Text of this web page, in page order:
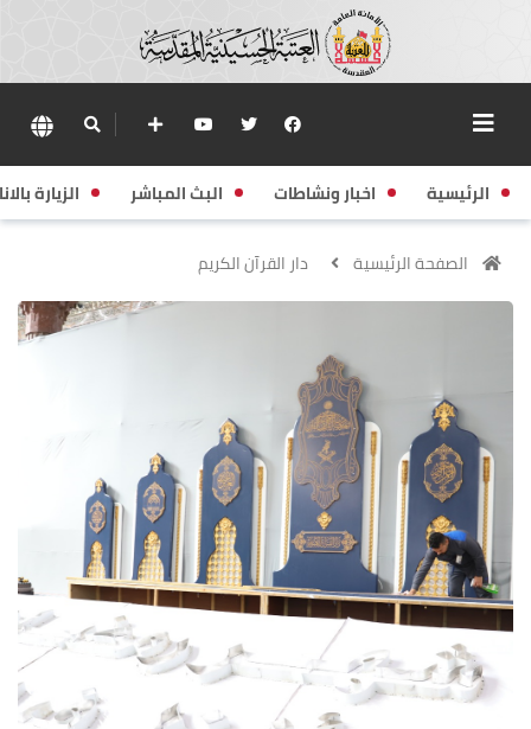
الرئيسية اخبار ونشاطات البث المباشر الزيارة
الصفحة الرئيسية دار القرآن الكريم